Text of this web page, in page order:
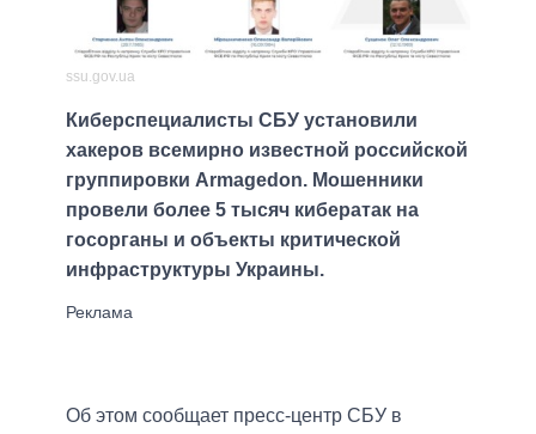
ssu.gov.ua
Киберспециалисты СБУ установили
хакеров всемирно известной российской
группировки Armagedon. Мошенники
провели более 5 тысяч кибератак на
госорганы и объекты критической
инфраструктуры Украины.
Об этом сообщает пресс-центр СБУ в